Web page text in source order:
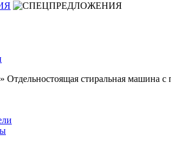
» Отдельностоящая стиральная машина